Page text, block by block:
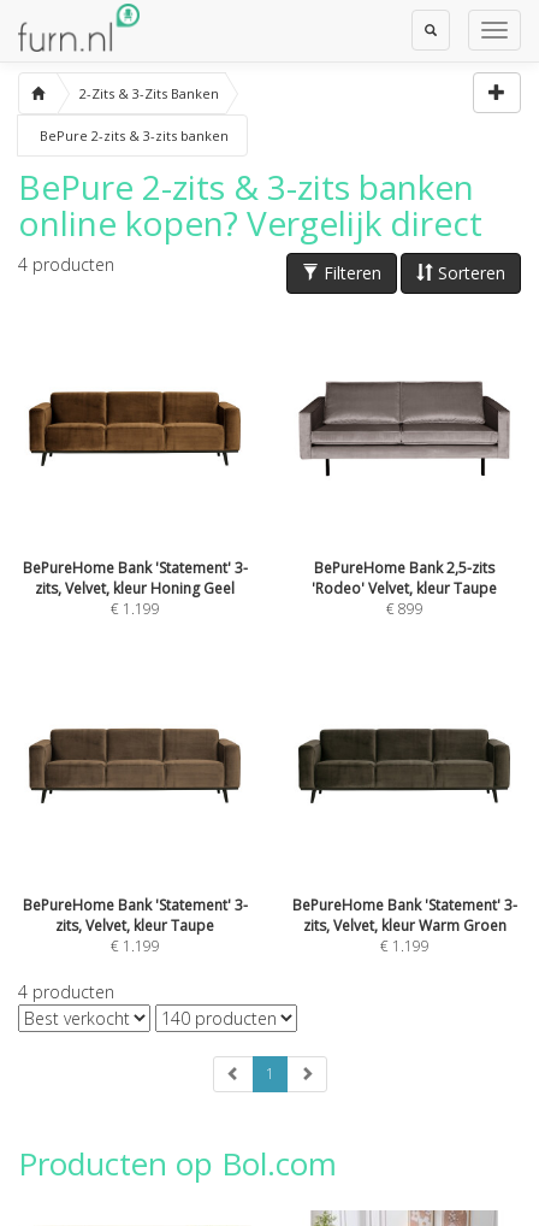
Toggle
Search
2-Zits & 3-Zits Banken
BePure 2-zits & 3-zits banken
BePure 2-zits & 3-zits banken
online kopen? Vergelijk direct
Sorteren
Filteren
4 producten
BePureHome Bank 'Statement' 3-
zits, Velvet, kleur Honing Geel
€ 1.199
BePureHome Bank 2,5-zits
'Rodeo' Velvet, kleur Taupe
€899
BePureHome Bank 'Statement' 3-
zits, Velvet, kleur Taupe
€ 1.199
BePureHome Bank 'Statement' 3-
zits, Velvet, kleur Warm Groen
€ 1.199
4 producten
1
Producten op Bol.com